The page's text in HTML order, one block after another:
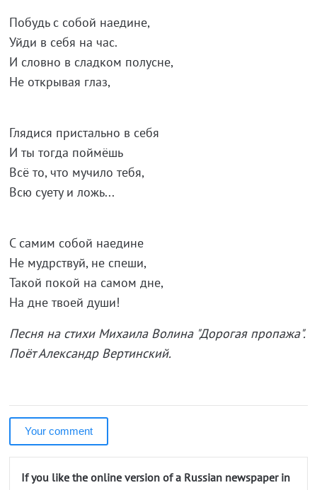
Побудь с собой наедине,
Уйди в себя на час.
И словно в сладком полусне,
Не открывая глаз,
Глядися пристально в себя
И ты тогда поймёшь
Всё то, что мучило тебя,
Всю суету и ложь...
С самим собой наедине
Не мудрствуй, не спеши,
Такой покой на самом дне,
На дне твоей души!
Песня на стихи Михаила Волина "Дорогая пропажа".
Поёт Александр Вертинский.
Your comment
If you like the online version of a Russian newspaper in